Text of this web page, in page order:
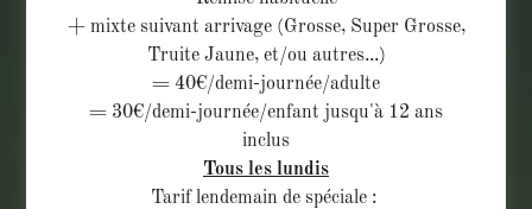
accessible à tous !
Un endroit convivial pour
passer un agréable moment de
+ mixte suivant arrivage (Grosse, Super Grosse,
Truite Jaune, et/ou autres...)
= 40€/demi-journée/adulte
= 30€/demi-journée/enfant jusqu'à 12 ans
inclus
Tous les lundis
Tarif lendemain de spéciale :